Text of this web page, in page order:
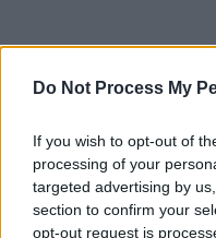
Do Not Process My
If you wish to opt-out of
processing of your
targeted advertising by
section to confirm your
opt-out request is
Alle Sender